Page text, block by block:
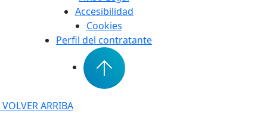
Accesibilidad
Cookies
Perfil del contratante
VOLVER ARRIBA